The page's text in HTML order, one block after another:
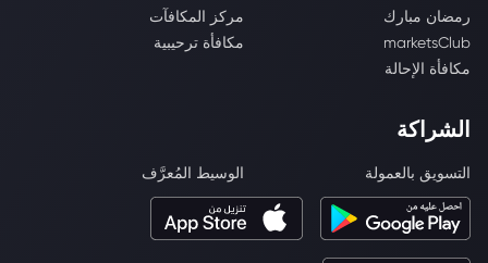
رمضان مبارك
مركز المكافآت
marketsClub
مكافأة ترحيبية
مكافأة الإحالة
الشراكة
التسويق بالعمولة الوسيط المُعرَّف